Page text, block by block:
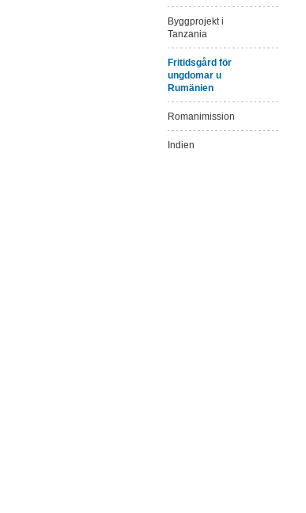
Byggprojekt i
Tanzania
Fritidsgård för
ungdomar u
Rumänien
Romanimission
Indien